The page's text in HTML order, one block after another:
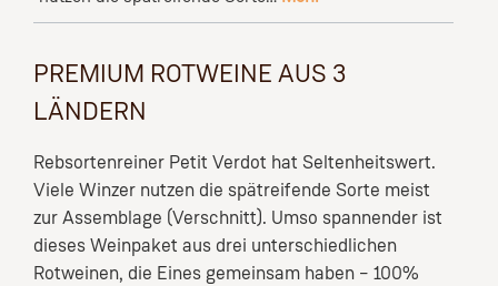
PREMIUM ROTWEINE AUS 3
LÄNDERN
Rebsortenreiner Petit Verdot hat Seltenheitswert.
Viele Winzer nutzen die spätreifende Sorte meist
zur Assemblage (Verschnitt). Umso spannender ist
dieses Weinpaket aus drei unterschiedlichen
Rotweinen, die Eines gemeinsam haben – 100%